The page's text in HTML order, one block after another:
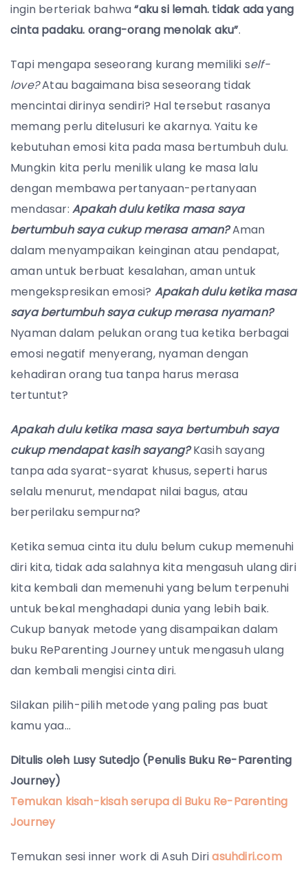
ingin berteriak bahwa“aku si lemah. tidak ada yang
cinta padaku. orang-orang menolak aku”.
Tapi mengapa seseorang kurang memiliki self-
love?Atau bagaimana bisa seseorang tidak
mencintai dirinya sendiri? Hal tersebut rasanya
memang perlu ditelusuri ke akarnya. Yaitu ke
kebutuhan emosi kita pada masa bertumbuh dulu.
Mungkin kita perlu menilik ulang ke masa lalu
dengan membawa pertanyaan-pertanyaan
mendasar: Apakah dulu ketika masa saya
bertumbuh saya cukup merasa aman?Aman
dalam menyampaikan keinginan atau pendapat,
aman untuk berbuat kesalahan, aman untuk
mengekspresikan emosi? Apakah dulu ketika masa
saya bertumbuh saya cukup merasa nyaman?
Nyaman dalam pelukan orang tua ketika berbagai
emosi negatif menyerang, nyaman dengan
kehadiran orang tua tanpa harus merasa
tertuntut?
Apakah dulu ketika masa saya bertumbuh saya
cukup mendapat kasih sayang?Kasih sayang
tanpa ada syarat-syarat khusus, seperti harus
selalu menurut, mendapat nilai bagus, atau
berperilaku sempurna?
Ketika semua cinta itu dulu belum cukup memenuhi
diri kita, tidak ada salahnya kita mengasuh ulang diri
kita kembali dan memenuhi yang belum terpenuhi
untuk bekal menghadapi dunia yang lebih baik.
Cukup banyak metode yang disampaikan dalam
buku ReParenting Journey untuk mengasuh ulang
dan kembali mengisi cinta diri.
Silakan pilih-pilih metode yang paling pas buat
kamu yaa…
Ditulis oleh Lusy Sutedjo (Penulis Buku Re-Parenting
Journey)
Temukan kisah-kisah serupa di Buku Re-Parenting
Journey
Temukan sesi inner work di Asuh Diriasuhdiri.com